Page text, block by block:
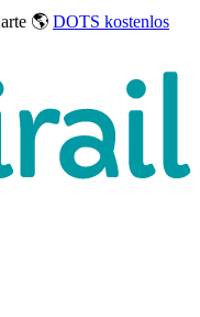
🌎 DOTS kostenlos